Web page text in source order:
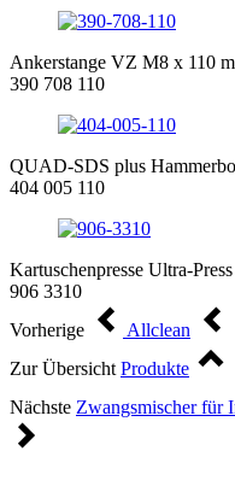
Ankerstange VZ M8 x 110
390 708 110
QUAD-SDS plus
404 005 110
Kartuschenpresse Ultra-Press
906 3310
Vorherige
Allclean
Zur Übersicht Produkte
Nächste Zwangsmischer für